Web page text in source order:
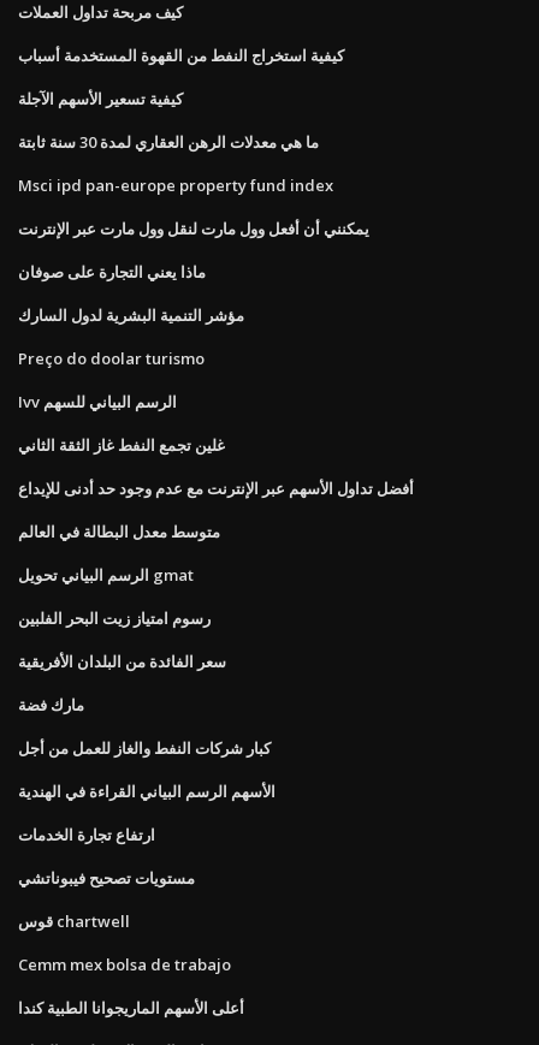
كيف مربحة تداول العملات
كيفية استخراج النفط من القهوة المستخدمة أسباب
كيفية تسعير الأسهم الآجلة
ما هي معدلات الرهن العقاري لمدة 30 سنة ثابتة
Msci ipd pan-europe property fund index
يمكنني أن أفعل وول مارت لنقل وول مارت عبر الإنترنت
ماذا يعني التجارة على صوفان
مؤشر التنمية البشرية لدول السارك
Preço do doolar turismo
Ivv الرسم البياني للسهم
غلين تجمع النفط غاز الثقة الثاني
أفضل تداول الأسهم عبر الإنترنت مع عدم وجود حد أدنى للإيداع
متوسط ​​معدل البطالة في العالم
الرسم البياني تحويل gmat
رسوم امتياز زيت البحر الفلبين
سعر الفائدة من البلدان الأفريقية
مارك فضة
كبار شركات النفط والغاز للعمل من أجل
الأسهم الرسم البياني القراءة في الهندية
ارتفاع تجارة الخدمات
مستويات تصحيح فيبوناتشي
قوس chartwell
Cemm mex bolsa de trabajo
أعلى الأسهم الماريجوانا الطبية كندا